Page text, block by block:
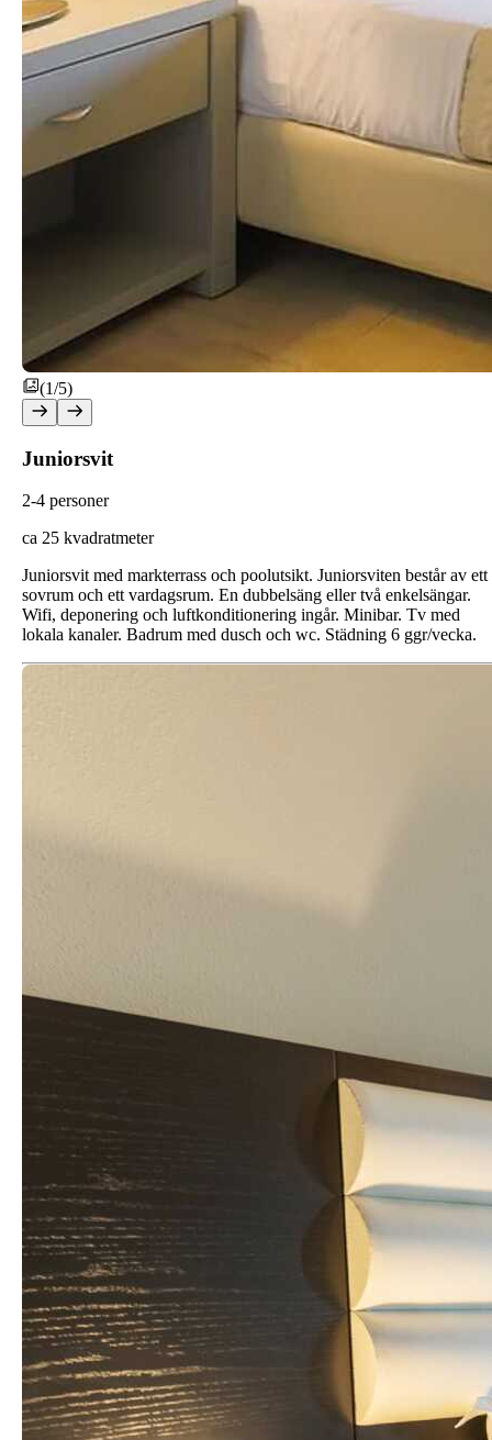
(1/5)
Juniorsvit
2-4 personer
ca 25 kvadratmeter
Juniorsvit med markterrass och poolutsikt. Juniorsviten består av ett
sovrum och ett vardagsrum. En dubbelsäng eller två enkelsängar.
Wifi, deponering och luftkonditionering ingår. Minibar. Tv med
lokala kanaler. Badrum med dusch och wc. Städning 6 ggr/vecka.